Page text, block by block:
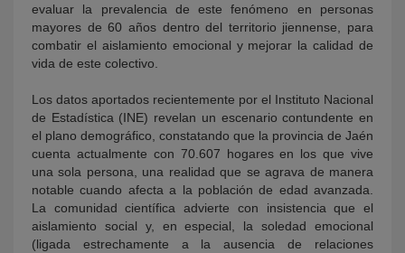
evaluar la prevalencia de este fenómeno en personas
mayores de 60 años dentro del territorio jiennense, para
combatir el aislamiento emocional y mejorar la calidad de
vida de este colectivo.
Los datos aportados recientemente por el Instituto Nacional
de Estadística (INE) revelan un escenario contundente en
el plano demográfico, constatando que la provincia de Jaén
cuenta actualmente con 70.607 hogares en los que vive
una sola persona, una realidad que se agrava de manera
notable cuando afecta a la población de edad avanzada.
La comunidad científica advierte con insistencia que el
aislamiento social y, en especial, la soledad emocional
(ligada estrechamente a la ausencia de relaciones